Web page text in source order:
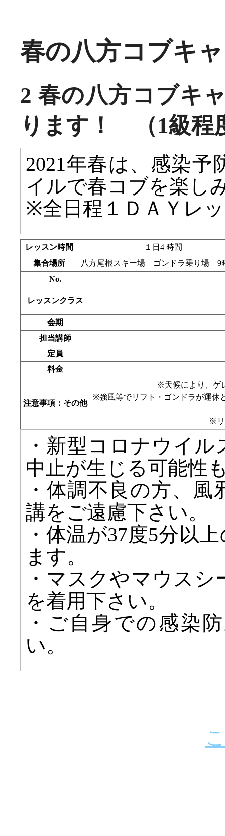
春の八方コブキ
2 春の八方コブキ
ります！ （1級程
2021年春は、感染
イルで春コブを楽し
※全日程１ＤＡＹレ
レッスン時間
１日4 時間
集合場所
八方尾根スキー場 ゴンドラ乗り場 9
No.
レッスンクラス
会期
担当講師
定員
料金
注意事項：その他
※天候により、ゲ
※強風等でリフト・ゴンドラが運休
※リ
・新型コロナウイ
中止が生じる可能性
・体調不良の方、
講をご遠慮下さい。
・体温が37度5分以
ます。
・マスクやマウス
を着用下さい。
・ご自身での感染
い。